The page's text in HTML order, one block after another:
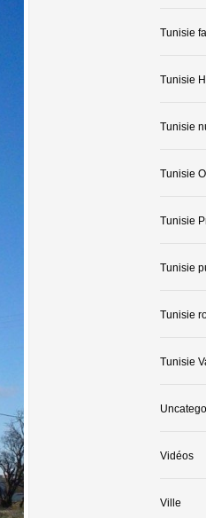
Tunisie
Tunisie
Tunisie
Tunisie
Tunisie
Tunisie
Tunisie
Tunisie
Vidéos
Ville